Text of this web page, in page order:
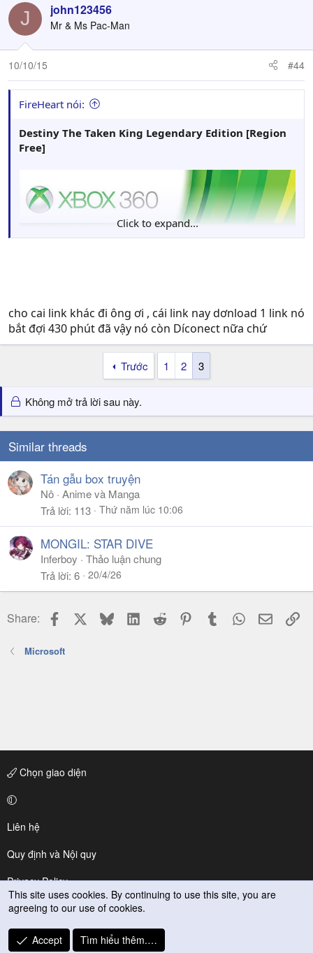
J john123456
Mr & Ms Pac-Man
10/10/15 #44
FireHeart nói:
Destiny The Taken King Legendary Edition [Region
Free]
Platform: XBOX360
Region: Region Free
Size: 8.3 GB
Developer: Bungie Software
Download
Enjoy.
Click to expand...
cho cai link khác đi ông ơi , cái link nay dơnload 1 link nó
bắt đợi 430 phút đã vậy nó còn Díconect nữa chứ
Trước 1 2 3
Không mở trả lời sau này.
Similar threads
Tán gẫu box truyện
Nô Anime và Manga
Trả lời 113 Thứ năm lúc 10:06
MONGIL: STAR DIVE
Inferboy
Thảo luận chung
Trả lời 6 20/4/26
Share: Facebook BlueskyLinkedIn
Reddit PinterestTumblr WhatsApp
Email
Microsoft
Chọn giao diện
Liên hệ
Quy định và Nội quy
Privacy Policy
Trợ giúp
R
This site uses cookies. By continuing to use this site, you are
agreeing to our use of cookies.
Accept Tìm hiểu thêm.…